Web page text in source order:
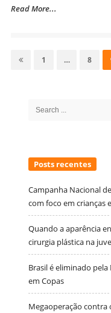
Read More...
por
Page
1 … Page
8
Search
Posts recentes
Campanha Nacional
com foco em crianças
Quando a aparência
cirurgia plástica na
Brasil é eliminado
em Copas
Megaoperação contra